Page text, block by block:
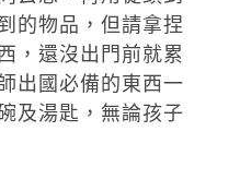
的物品，但請拿捏
，還沒出門前就累
出國必備的東西一
及湯匙，無論孩子